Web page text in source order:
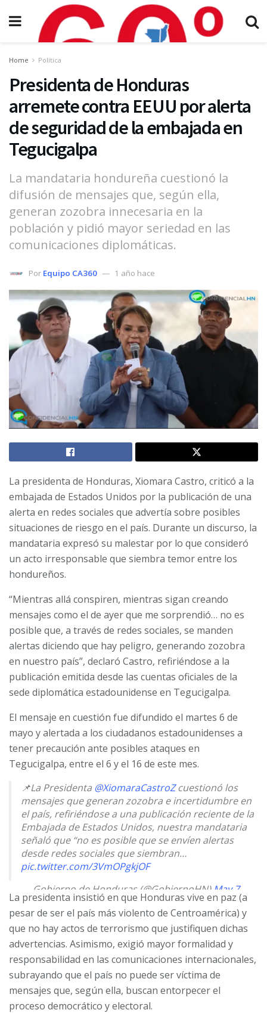
Home Política
Presidenta de Honduras
arremete contra EEUU por alerta
de seguridad de la embajada en
Tegucigalpa
La mandataria hondureña cuestionó la
difusión de mensajes que, según ella,
generan zozobra innecesaria en la
población y pidió mayor seriedad en las
comunicaciones diplomáticas.
Por Equipo CA360 1 año hace
La presidenta de Honduras, Xiomara Castro, criticó a la
embajada de Estados Unidos por la publicación de una
alerta en redes sociales que advertía sobre posibles
situaciones de riesgo en el país. Durante un discurso, la
mandataria expresó su malestar por lo que consideró
un acto irresponsable que siembra temor entre los
hondureños.
“Mientras allá conspiren, mientras sigan creando
mensajes como el de ayer que me sorprendió… no es
posible que, a través de redes sociales, se manden
alertas diciendo que hay peligro, generando zozobra
en nuestro país”, declaró Castro, refiriéndose a la
publicación emitida desde las cuentas oficiales de la
sede diplomática estadounidense en Tegucigalpa.
El mensaje en cuestión fue difundido el martes 6 de
mayo y alertada a los ciudadanos estadounidenses a
tener precaución ante posibles ataques en
Tegucigalpa, entre el 6 y el 16 de este mes.
📌La Presidenta @XiomaraCastroZcuestionó los
mensajes que generan zozobra e incertidumbre en
el país, refiriéndose a una publicación reciente de la
Embajada de Estados Unidos, nuestra mandataria
señaló que “no es posible que se envíen alertas
desde redes sociales que siembran…
pic.twitter.com/3VmOPgkjOF
— Gobierno de Honduras (@GobiernoHN) May 7,
2025
La presidenta insistió en que Honduras vive en paz (a
pesar de ser el país más violento de Centroamérica) y
que no hay actos de terrorismo que justifiquen dichas
advertencias. Asimismo, exigió mayor formalidad y
responsabilidad en las comunicaciones internacionales,
subrayando que el país no puede ser víctima de
mensajes que, según ella, buscan entorpecer el
proceso democrático y electoral.